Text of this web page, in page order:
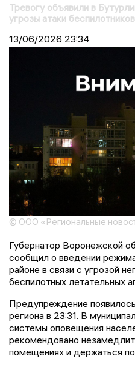
Тревогу объявили в
угрозы атаки беспилотников
13/06/2026 23:34
© ООО «Региональные
Губернатор Воронежской
сообщил о введении
районе в связи с угрозой
беспилотных летательных
Предупреждение
региона в 23:31. В
системы оповещения
рекомендовано
помещениях и держаться